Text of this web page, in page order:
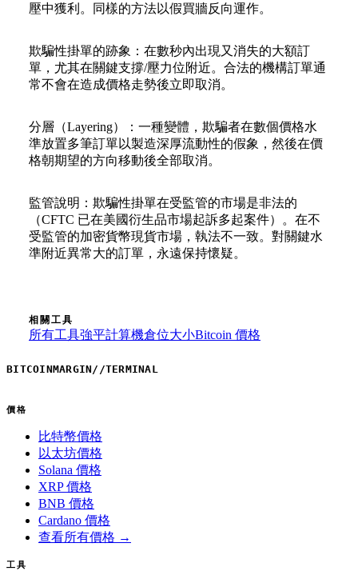
壓中獲利。同樣的方法以假買牆反向運作。
欺騙性掛單的跡象：在數秒內出現又消失的大額訂
單，尤其在關鍵支撐/壓力位附近。合法的機構訂單通
常不會在造成價格走勢後立即取消。
分層（Layering）：一種變體，欺騙者在數個價格水
準放置多筆訂單以製造深厚流動性的假象，然後在價
格朝期望的方向移動後全部取消。
監管說明：欺騙性掛單在受監管的市場是非法的
（CFTC 已在美國衍生品市場起訴多起案件）。在不
受監管的加密貨幣現貨市場，執法不一致。對關鍵水
準附近異常大的訂單，永遠保持懷疑。
相關工具
所有工具強平計算機倉位大小Bitcoin 價格
BITCOINMARGIN //TERMINAL
價格
比特幣價格
以太坊價格
Solana 價格
XRP 價格
BNB 價格
Cardano 價格
查看所有價格 →
工具